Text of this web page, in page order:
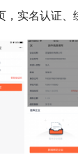
，实名认证、